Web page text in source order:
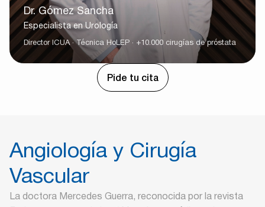
Dr. Gómez Sancha
Especialista en Urología
Director ICUA · Técnica HoLEP · +10.000 cirugías de próstata
Pide tu cita
Angiología y Cirugía
Vascular
La doctora Mercedes Guerra, reconocida por la revista